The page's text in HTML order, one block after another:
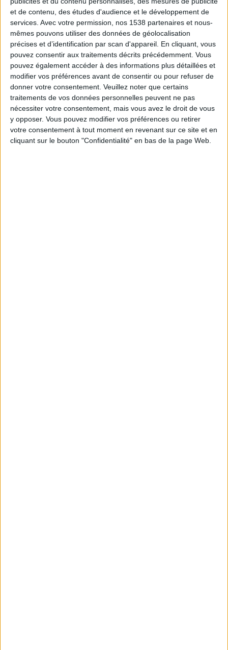
et de contenu, des études d'audience et le développement de
services. Avec votre permission, nos 1538 partenaires et nous-
mêmes pouvons utiliser des données de géolocalisation
précises et d’identification par scan d'appareil. En cliquant, vous
pouvez consentir aux traitements décrits précédemment. Vous
pouvez également accéder à des informations plus détaillées et
modifier vos préférences avant de consentir ou pour refuser de
donner votre consentement. Veuillez noter que certains
traitements de vos données personnelles peuvent ne pas
nécessiter votre consentement, mais vous avez le droit de vous
y opposer. Vous pouvez modifier vos préférences ou retirer
votre consentement à tout moment en revenant sur ce site et en
cliquant sur le bouton "Confidentialité" en bas de la page Web.
Peut-on remplacer la viande par des féculents ?
Consultation diététique du 05/08/2026